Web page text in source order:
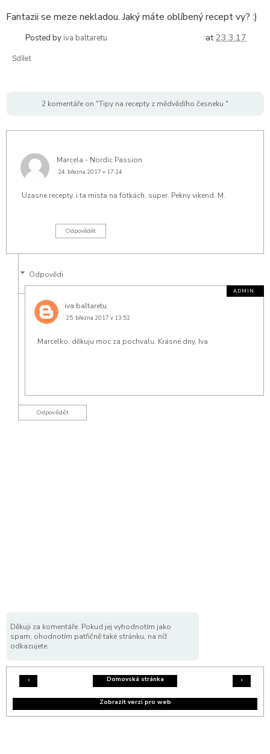
Fantazii se meze nekladou. Jaký máte oblíbený recept vy? :)
Posted by iva baltaretu at23.3.17
Sdílet
2 komentáře on "Tipy na recepty z mědvědího česneku "
Marcela - Nordic Passion
24. března 2017 v 17:24
Uzasne recepty, i ta mista na fotkách, super. Pekny vikend. M.
Odpovědět
Odpovědi
iva baltaretu
25. března 2017 v 13:52
Marcelko, děkuju moc za pochvalu. Krásné dny, Iva
Odpovědět
Děkuji za komentáře. Pokud jej vyhodnotím jako
spam, ohodnotím patřičně také stránku, na níž
odkazujete.
‹ ›
Domovská stránka
Zobrazit verzi pro web